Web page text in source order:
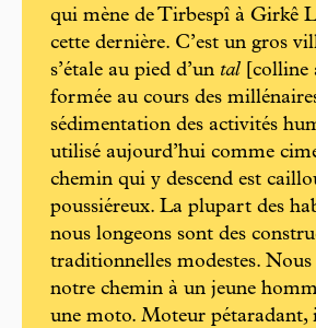
qui mène de Tirbespî à Girkê
cette dernière. C’est un gros
s’étale au pied d’un tal[colline
formée au cours des
sédimentation des activités
utilisé aujourd’hui comme
chemin qui y descend est
poussiéreux. La plupart des
nous longeons sont des
traditionnelles modestes.
notre chemin à un jeune
une moto. Moteur pétaradant,